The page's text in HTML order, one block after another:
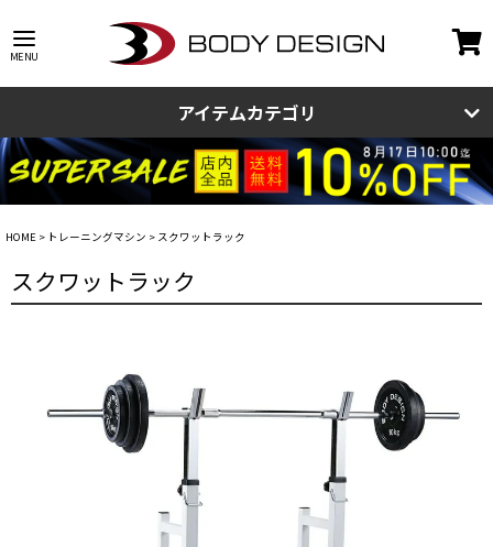
アイテムカテゴリ
HOME トレーニングマシン スクワットラック
スクワットラック